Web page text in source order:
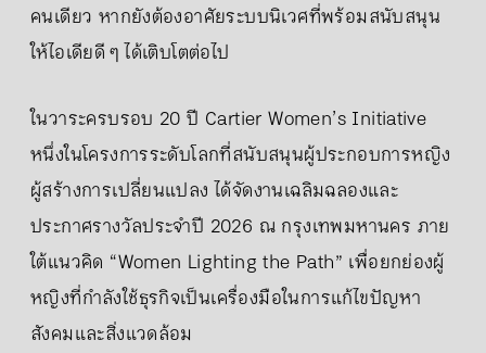
คนเดียว หากยังต้องอาศัยระบบนิเวศที่พร้อมสนับสนุน
ให้ไอเดียดี ๆ ได้เติบโตต่อไป
ในวาระครบรอบ 20 ปี Cartier Women’s Initiative
หนึ่งในโครงการระดับโลกที่สนับสนุนผู้ประกอบการหญิง
ผู้สร้างการเปลี่ยนแปลง ได้จัดงานเฉลิมฉลองและ
ประกาศรางวัลประจำปี 2026 ณ กรุงเทพมหานคร ภาย
ใต้แนวคิด “Women Lighting the Path” เพื่อยกย่องผู้
หญิงที่กำลังใช้ธุรกิจเป็นเครื่องมือในการแก้ไขปัญหา
สังคมและสิ่งแวดล้อม